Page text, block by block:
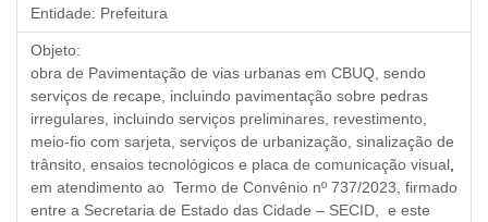
Entidade: Prefeitura
Objeto:
obra de Pavimentação de vias urbanas em CBUQ, sendo
serviços de recape
incluindo pavimentação sobre pedras
irregulares, incluindo serviços preliminares, revestimento,
meio-fio com sarjeta, serviços de urbanização, sinalização de
trânsito, ensaios tecnológicos e placa de comunicação visual
em atendimento ao Termo de Convênio nº 737/2023 , firmado
entre a Secretaria de Estado das Cidade – SECID, e este